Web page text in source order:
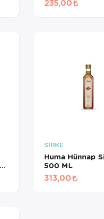
235,00
SİRKE
Huma Hünnap
500 ML
313,00